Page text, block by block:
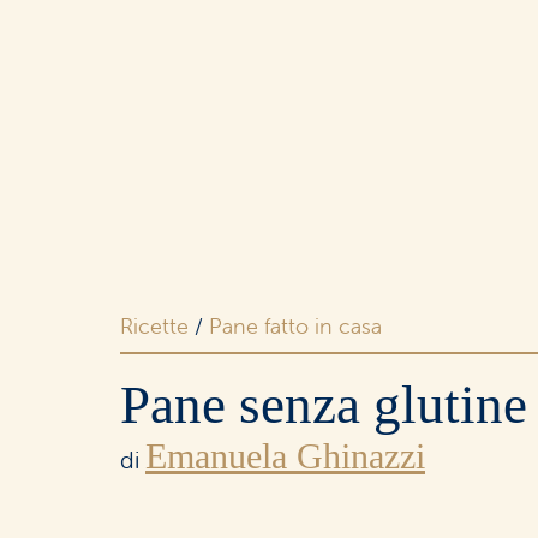
I buoni
senza lattosio
Ricette / Pane fatto in casa
Pane senza glutine
di Emanuela Ghinazzi